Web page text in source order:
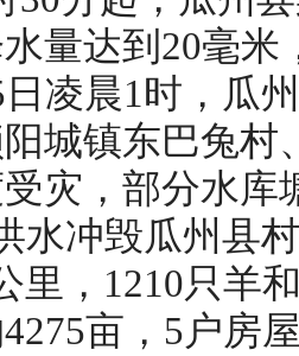
量达到20毫米
凌晨1时，瓜
城镇东巴兔村
灾，部分水库
水冲毁瓜州县
里，1210只羊
亩，5户房